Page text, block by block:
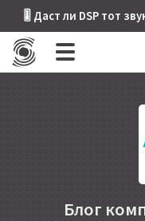
🎚 Даст ли DSP тот
Блог